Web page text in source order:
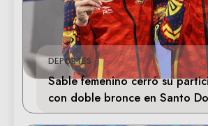
DEPORTES
Sable femenino cerró su
con doble bronce en Santo